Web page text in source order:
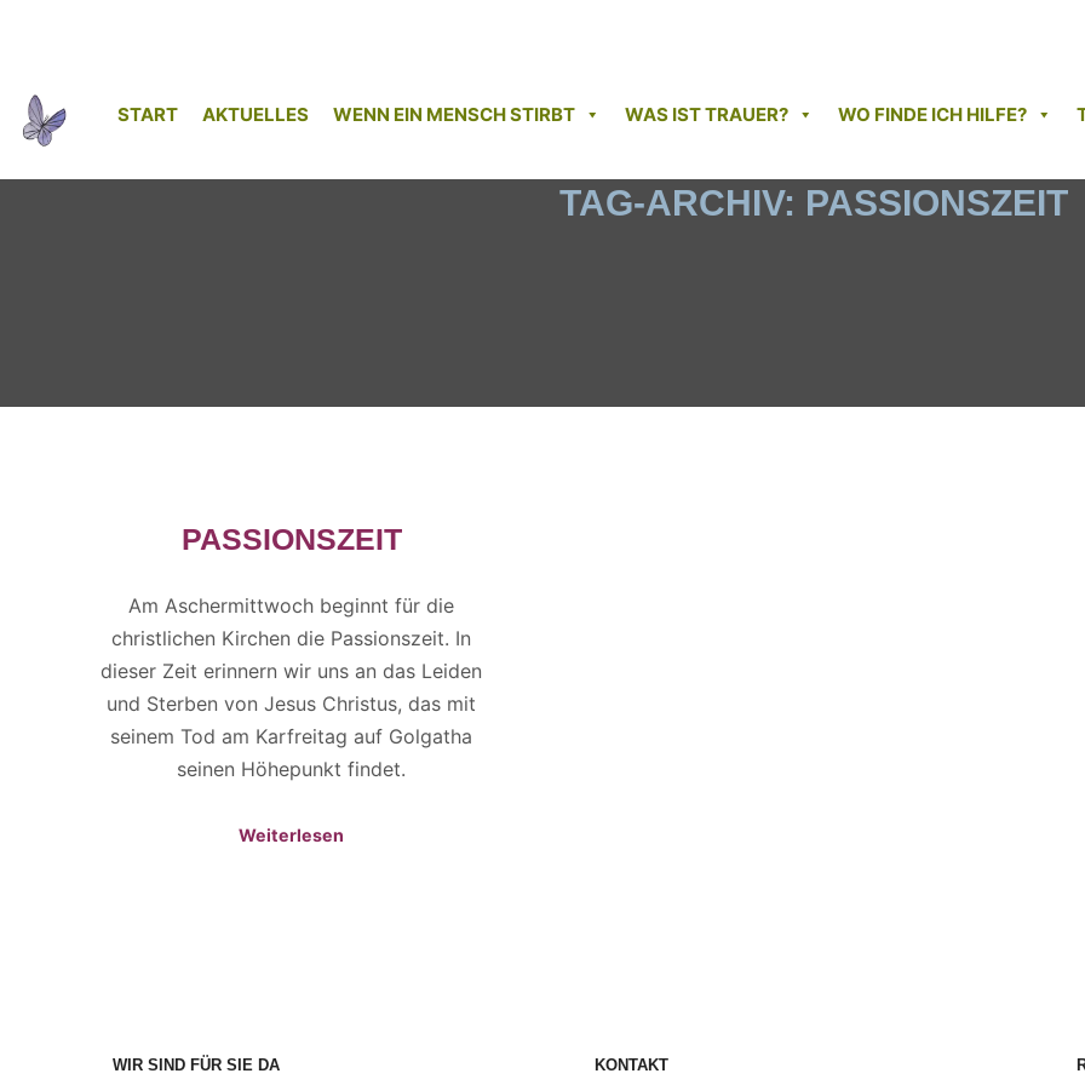
START AKTUELLES WENN EIN MENSCH STIRBT WAS IST TRAUER? WO FINDE ICH HILFE?
TAG-ARCHIV: PASSIONSZEIT
PASSIONSZEIT
Am Aschermittwoch beginnt für die
christlichen Kirchen die Passionszeit. In
dieser Zeit erinnern wir uns an das Leiden
und Sterben von Jesus Christus, das mit
seinem Tod am Karfreitag auf Golgatha
seinen Höhepunkt findet.
Weiterlesen
WIR SIND FÜR SIE DA KONTAKT